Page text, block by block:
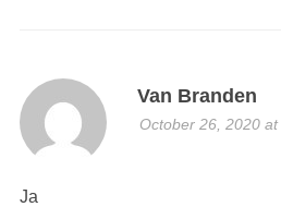
Van Branden
October 26, 2020
Ja